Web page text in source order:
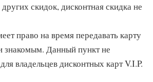
скидок, дисконтная скидка не
право на время передавать карту
знакомым. Данный пункт не
владельцев дисконтных карт V.I.P.